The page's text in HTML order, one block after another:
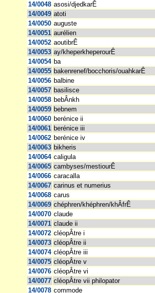
14/0048 asosi/djedkarÊ
14/0049 atoti
14/0050 auguste
14/0051 aurélien
14/0052 aoutibrÊ
14/0053 ay/kheperkheperourÊ
14/0054 ba
14/0055 bakenrenef/bocchoris/ouahkarÊ
14/0056 balbine
14/0057 basilisce
14/0058 bebÂnkh
14/0059 bebnem
14/0060 berénice ii
14/0061 berénice iii
14/0062 berénice iv
14/0063 bikheris
14/0064 caligula
14/0065 cambyses/mestiourÊ
14/0066 caracalla
14/0067 carinus et numerius
14/0068 carus
14/0069 chéphren/khéphren/khÂfrÊ
14/0070 claude
14/0071 claude ii
14/0072 cléopÂtre i
14/0073 cléopÂtre ii
14/0074 cléopÂtre iii
14/0075 cléopÂtre v
14/0076 cléopÂtre vi
14/0077 cléopÂtre vii philopator
14/0078 commode